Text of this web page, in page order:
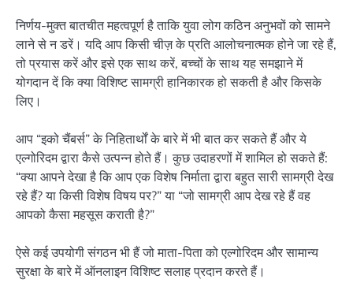
निर्णय-मुक्त बातचीत महत्वपूर्ण है ताकि युवा लोग कठिन अनुभवों को सामने
लाने से न डरें। यदि आप किसी चीज़ के प्रति आलोचनात्मक होने जा रहे हैं,
तो प्रयास करें और इसे एक साथ करें, बच्चों के साथ यह समझाने में
योगदान दें कि क्या विशिष्ट सामग्री हानिकारक हो सकती है और किसके
लिए।
आप “इको चैंबर्स” के निहितार्थों के बारे में भी बात कर सकते हैं और ये
एल्गोरिदम द्वारा कैसे उत्पन्न होते हैं। कुछ उदाहरणों में शामिल हो सकते हैं:
“क्या आपने देखा है कि आप एक विशेष निर्माता द्वारा बहुत सारी सामग्री देख
रहे हैं? या किसी विशेष विषय पर?” या “जो सामग्री आप देख रहे हैं वह
आपको कैसा महसूस कराती है?”
ऐसे कई उपयोगी संगठन भी हैं जो माता-पिता को एल्गोरिदम और सामान्य
सुरक्षा के बारे में ऑनलाइन विशिष्ट सलाह प्रदान करते हैं।